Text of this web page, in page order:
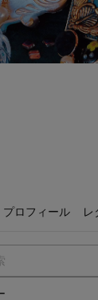
プロフィール レ